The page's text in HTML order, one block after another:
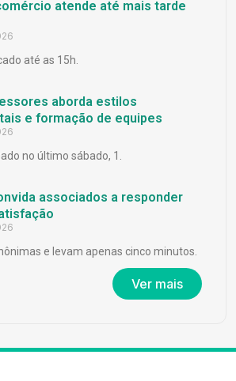
atende até mais tarde
até as 15h.
aborda estilos
e formação de equipes
no último sábado, 1.
associados a responder
e levam apenas cinco minutos.
Ver mais